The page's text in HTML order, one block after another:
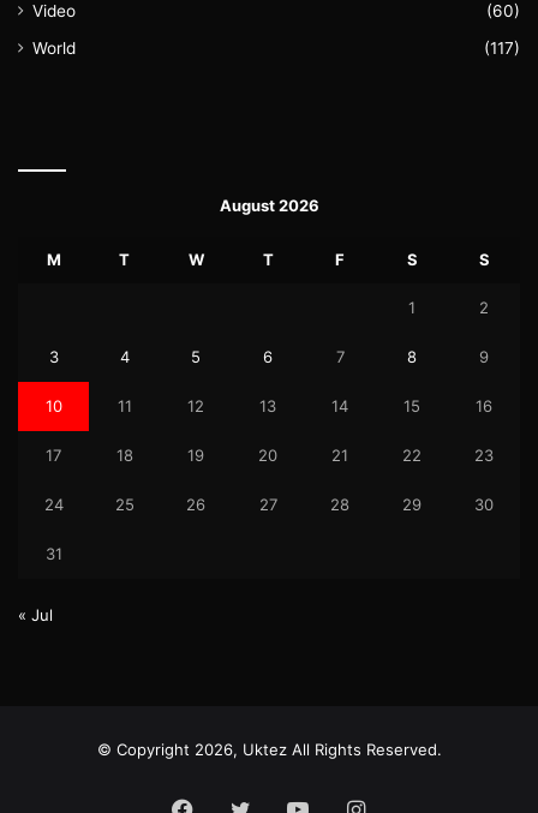
Video
(60)
World
(117)
August 2026
M T W T F S S
1 2
3 4 5 6 7 8 9
10 11 12 13 14 15 16
17 18 19 20 21 22 23
24 25 26 27 28 29 30
31
« Jul
© Copyright 2026, Uktez All Rights Reserved.